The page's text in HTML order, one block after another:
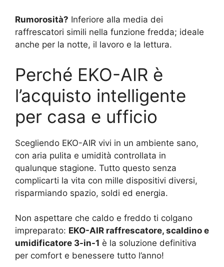
Rumorosità? Inferiore alla media dei
raffrescatori simili nella funzione fredda; ideale
anche per la notte, il lavoro e la lettura.
Perché EKO-AIR è
l’acquisto intelligente
per casa e ufficio
Scegliendo EKO-AIR vivi in un ambiente sano,
con aria pulita e umidità controllata in
qualunque stagione. Tutto questo senza
complicarti la vita con mille dispositivi diversi,
risparmiando spazio, soldi ed energia.
Non aspettare che caldo e freddo ti colgano
impreparato: EKO-AIR raffrescatore, scaldino e
umidificatore 3-in-1 è la soluzione definitiva
per comfort e benessere tutto l’anno!